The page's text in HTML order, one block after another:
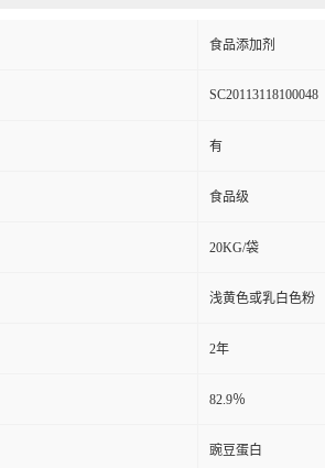
食品添加剂
SC20113118100048
有
食品级
20KG/袋
浅黄色或乳白色粉
2年
82.9％
豌豆蛋白